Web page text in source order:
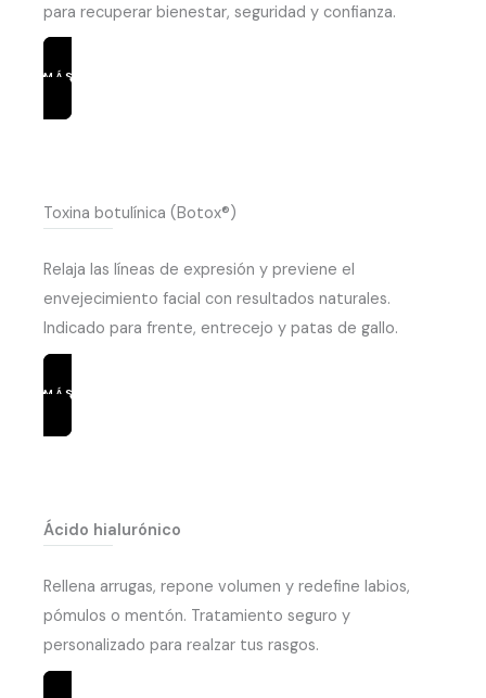
para recuperar bienestar, seguridad y confianza.
MÁS INFORMACIÓN
Toxina botulínica (Botox®)
Relaja las líneas de expresión y previene el
envejecimiento facial con resultados naturales.
Indicado para frente, entrecejo y patas de gallo.
MÁS INFORMACIÓN
Ácido hialurónico
Rellena arrugas, repone volumen y redefine labios,
pómulos o mentón. Tratamiento seguro y
personalizado para realzar tus rasgos.